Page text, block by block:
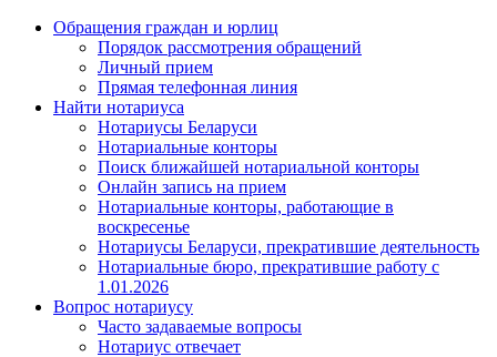
Обращения граждан и юрлиц
Порядок рассмотрения обращений
Личный прием
Прямая телефонная линия
Найти нотариуса
Нотариусы Беларуси
Нотариальные конторы
Поиск ближайшей нотариальной конторы
Онлайн запись на прием
Нотариальные конторы, работающие в
воскресенье
Нотариусы Беларуси, прекратившие деятельность
Нотариальные бюро, прекратившие работу с
1.01.2026
Вопрос нотариусу
Часто задаваемые вопросы
Нотариус отвечает